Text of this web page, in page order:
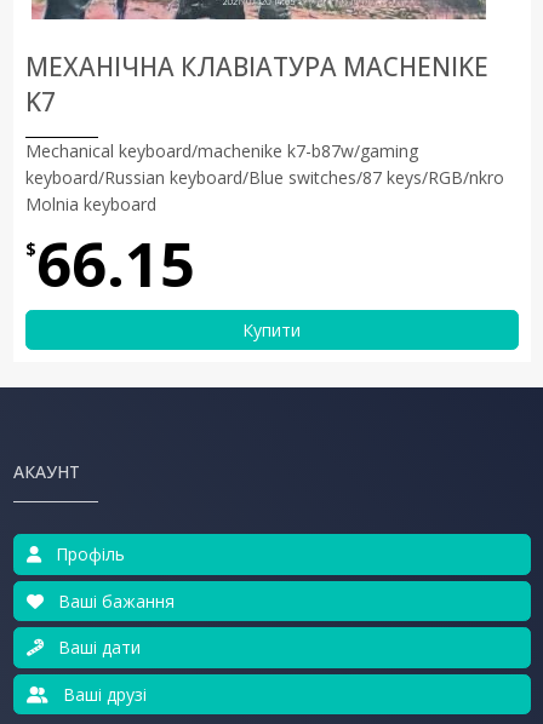
МЕХАНІЧНА КЛАВІАТУРА MACHENIKE
K7
Mechanical keyboard/machenike k7-b87w/gaming
keyboard/Russian keyboard/Blue switches/87 keys/RGB/nkro
Molnia keyboard
$66.15
Купити
АКАУНТ
Профіль
Ваші бажання
Ваші дати
Ваші друзі